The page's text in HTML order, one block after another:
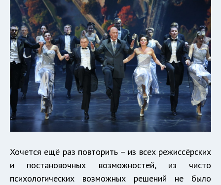
Хочется ещё раз повторить – из всех режиссёрских
и постановочных возможностей, из чисто
психологических возможных решений не было